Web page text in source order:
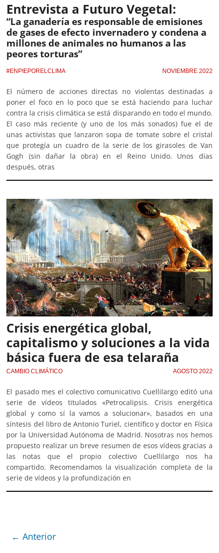
Entrevista a Futuro Vegetal:
“La ganadería es responsable de emisiones
de gases de efecto invernadero y condena a
millones de animales no humanos a las
peores torturas”
#ENPIEPORELCLIMA NOVIEMBRE 2022
El número de acciones directas no violentas destinadas a
poner el foco en lo poco que se está haciendo para luchar
contra la crisis climática se está disparando en todo el mundo.
El caso más reciente (y uno de los más sonados) fue el de
unas activistas que lanzaron sopa de tomate sobre el cristal
que protegía un cuadro de la serie de los girasoles de Van
Gogh (sin dañar la obra) en el Reino Unido. Unos días
después, otras
Crisis energética global,
capitalismo y soluciones a la vida
básica fuera de esa telaraña
CAMBIO CLIMÁTICO AGOSTO 2022
El pasado mes el colectivo comunicativo Cuellilargo editó una
serie de vídeos titulados «Petrocalipsis. Crisis energética
global y como sí la vamos a solucionar», basados en una
síntesis del libro de Antonio Turiel, científico y doctor en Física
por la Universidad Autónoma de Madrid. Nosotras nos hemos
propuesto realizar un breve resumen de esos vídeos gracias a
las notas que el propio colectivo Cuellilargo nos ha
compartido. Recomendamos la visualización completa de la
serie de vídeos y la profundización en
← Anterior